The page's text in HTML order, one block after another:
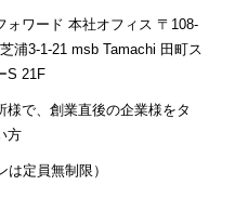
ォワード 本社オフィス 〒108-
浦3-1-21 msb Tamachi 田町ス
S 21F
様で、創業直後の企業様をタ
方
は定員無制限）